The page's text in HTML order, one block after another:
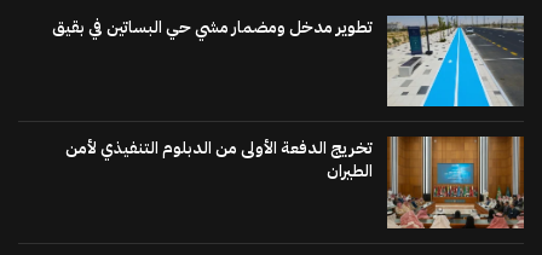
تطوير مدخل ومضمار مشي حي البساتين في بقيق
تخريج الدفعة الأولى من الدبلوم التنفيذي لأمن
الطيران